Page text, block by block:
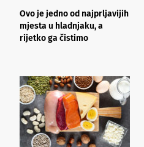
Ovo je jedno od najprljavijih
mjesta u hladnjaku, a
rijetko ga čistimo